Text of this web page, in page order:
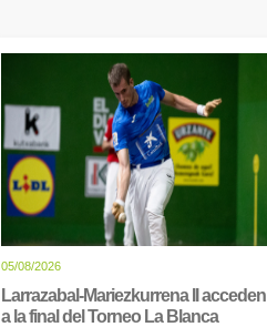
05/08/2026
Larrazabal-Mariezkurrena II acceden
a la final del Torneo La Blanca